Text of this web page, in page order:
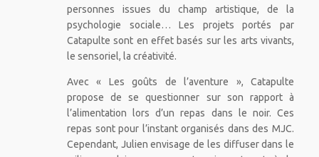
personnes issues du champ artistique, de la
psychologie sociale… Les projets portés par
Catapulte sont en effet basés sur les arts vivants,
le sensoriel, la créativité.
Avec « Les goûts de l’aventure », Catapulte
propose de se questionner sur son rapport à
l’alimentation lors d’un repas dans le noir. Ces
repas sont pour l’instant organisés dans des MJC.
Cependant, Julien envisage de les diffuser dans le